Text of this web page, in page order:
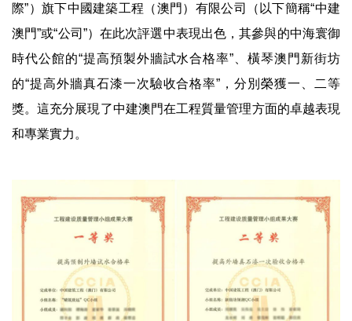
際”）旗下中國建築工程（澳門）有限公司（以下簡稱“中建
澳門”或“公司”）在此次評選中表現出色，其參與的中海寰御
時代公館的“提高預製外牆試水合格率”、橫琴澳門新街坊
的“提高外牆真石漆一次驗收合格率”，分別榮獲一、二等
獎。這充分展現了中建澳門在工程質量管理方面的卓越表現
和專業實力。